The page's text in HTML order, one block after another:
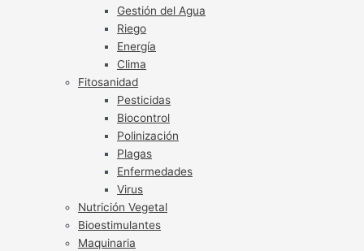
Gestión del Agua
Riego
Energía
Clima
Fitosanidad
Pesticidas
Biocontrol
Polinización
Plagas
Enfermedades
Virus
Nutrición Vegetal
Bioestimulantes
Maquinaria